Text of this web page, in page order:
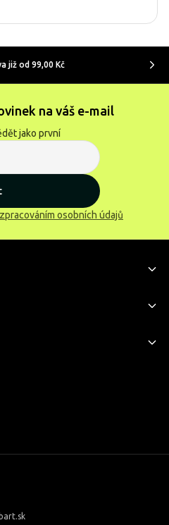
již od 99,00 Kč
na váš e-mail
jako první
zpracováním osobních údajů
bart.sk